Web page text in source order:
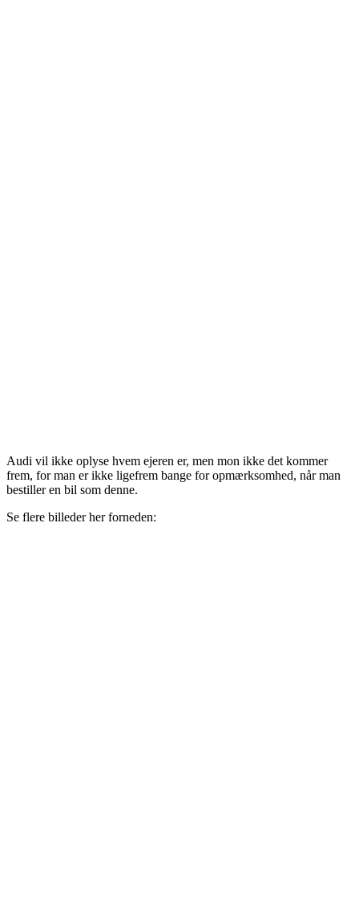
Audi vil ikke oplyse hvem ejeren er, men mon ikke det kommer
frem, for man er ikke ligefrem bange for opmærksomhed, når man
bestiller en bil som denne.
Se flere billeder her forneden: